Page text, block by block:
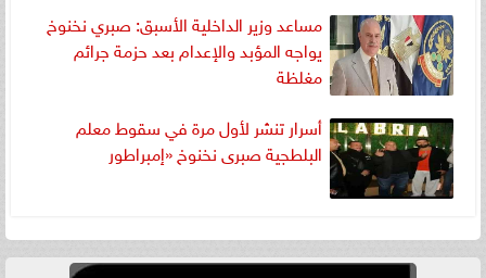
مساعد وزير الداخلية الأسبق: صبري نخنوخ
يواجه المؤبد والإعدام بعد حزمة جرائم
مغلظة
أسرار تنشر لأول مرة في سقوط معلم
البلطجية صبرى نخنوخ «إمبراطور